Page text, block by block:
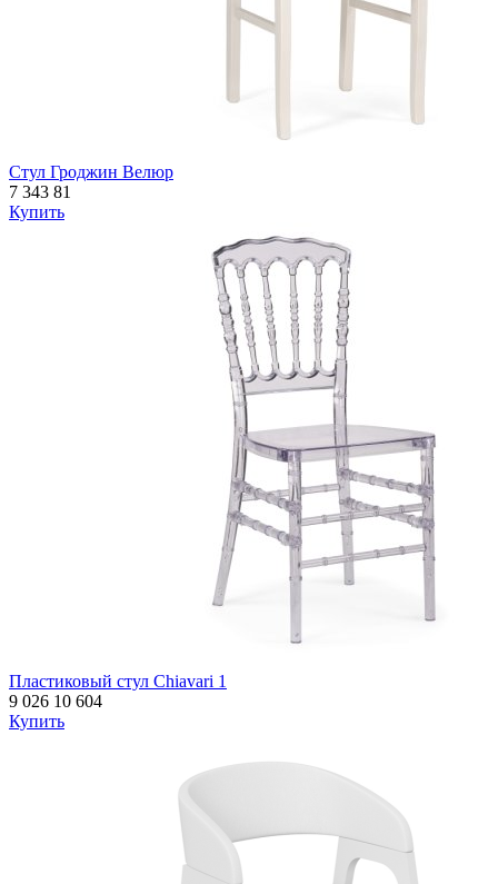
Стул Гроджин Велюр
7 343 81
Купить
Пластиковый стул Chiavari 1
9 026 10 604
Купить